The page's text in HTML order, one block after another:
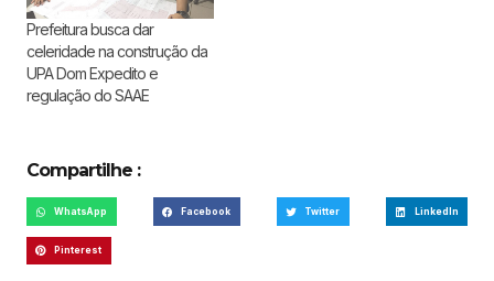
Prefeitura busca dar
celeridade na construção da
UPA Dom Expedito e
regulação do SAAE
Compartilhe :
WhatsApp Facebook Twitter LinkedIn
Pinterest